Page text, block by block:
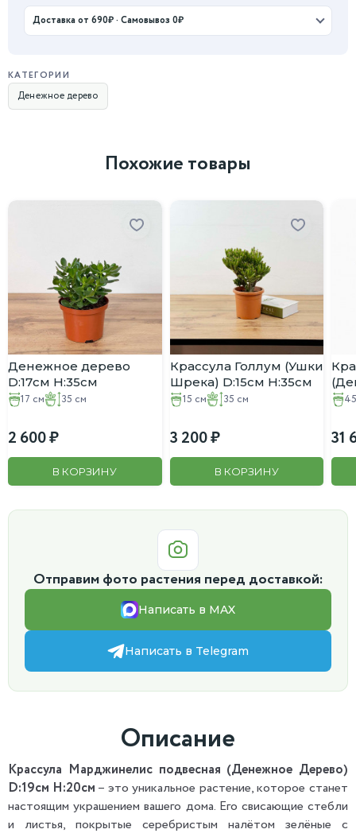
Доставка от 690₽ · Самовывоз 0₽
КАТЕГОРИИ
Денежное дерево
Похожие товары
Денежное дерево
D:17см H:35см
17 см
35 см
2 600
В КОРЗИНУ
Крассула Голлум (Ушки
Шрека) D:15см H:35см
15 см
35 см
3 200
В КОРЗИНУ
31
Отправим фото растения перед доставкой:
Написать в MAX
Написать в Telegram
Описание
Крассула Марджинелис подвесная (Денежное Дерево)
D:19см H:20см – это уникальное растение, которое станет
настоящим украшением вашего дома. Его свисающие стебли
и листья, покрытые серебристым налётом зелёные с